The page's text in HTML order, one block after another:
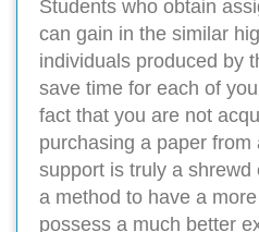
Students who obtain
can gain in the similar
individuals produced by
save time for each of
fact that you are not
purchasing a paper from
support is truly a
a method to have a
possess a much better